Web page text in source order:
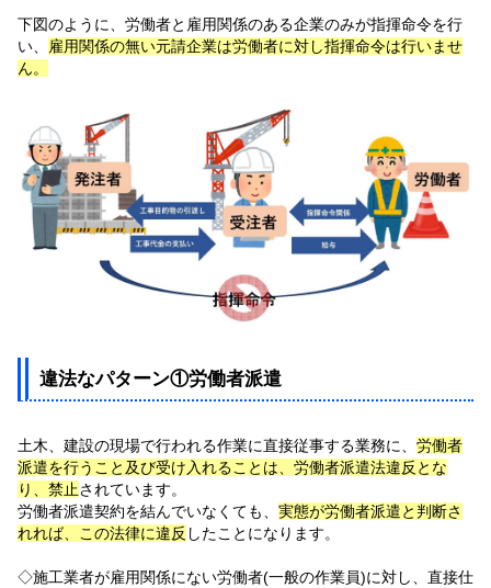
下図のように、労働者と雇用関係のある企業のみが指揮命令を行
い、 雇用関係の無い元請企業は労働者に対し指揮命令は行いませ
ん。
違法なパターン①労働者派遣
土木、建設の現場で行われる作業に直接従事する業務に、 労働者
派遣を行うこと及び受け入れることは、労働者派遣法違反とな
り、禁止されています。
労働者派遣契約を結んでいなくても、 実態が労働者派遣と判断さ
れれば、この法律に違反 したことになります。
◇施工業者が雇用関係にない労働者(一般の作業員)に対し、直接仕